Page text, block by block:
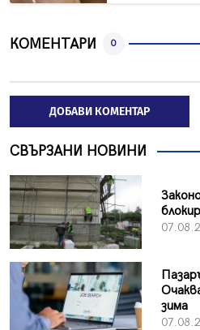
КОМЕНТАРИ 0
ДОБАВИ КОМЕНТАР
СВЪРЗАНИ НОВИНИ
зима